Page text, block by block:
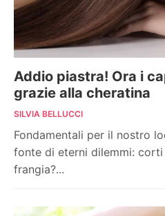
Addio piastra! Ora i
grazie alla cheratina
SILVIA BELLUCCI
Fondamentali per il nostro
fonte di eterni dilemmi: corti
frangia?...